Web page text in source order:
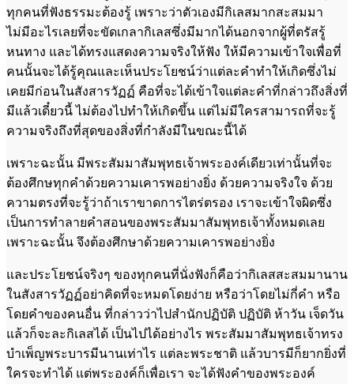
ทุกคนที่ฟังธรรมะต้องรู้ เพราะว่าตัวเองมีกิเลสมากสะสมมา
ไม่มีอะไรเลยที่จะขัดเกลากิเลสซึ่งมีมากได้นอกจากผู้ที่ตรัสรู้
หนทาง และได้ทรงแสดงความจริงให้ฟัง ให้มีความเข้าใจเพื่อที่
คนนั้นจะได้รู้คุณและเห็นประโยชน์ว่าแต่ละคำทำให้เกิดซึ่งไม่
เคยมีก่อนในสังสารวัฏฏ์ คือที่จะได้เข้าใจแต่ละคำที่กล่าวถึงสิ่งที่
มีแล้วเดี๋ยวนี้ ไม่ต้องไปทำให้เกิดขึ้น แต่ไม่มีใครสามารถที่จะรู้
ความจริงถึงที่สุดของสิ่งที่กำลังมีในขณะนี้ได้
เพราะฉะนั้น มีพระสัมมาสัมพุทธเจ้าพระองค์เดียวเท่านั้นที่จะ
ต้องศึกษทุกคำด้วยความเคารพอย่างยิ่ง ด้วยความจริงใจ ด้วย
ความตรงที่จะรู้ว่าถ้าเราขาดการไตร่ตรอง เราจะเข้าใจผิดซึ่ง
เป็นการทำลายคำสอนของพระสัมมาสัมพุทธเจ้าทั้งหมดเลย
เพราะฉะนั้น จึงต้องศึกษาด้วยความเคารพอย่างยิ่ง
และประโยชน์จริงๆ ของทุกคนที่นั่งฟังก็คือว่ากิเลสสะสมมานาน
ในสังสารวัฏฏ์อย่าคิดที่จะหมดโดยง่าย หรือว่าโดยไม่กี่คำ หรือ
โดยคำของคนอื่น ที่กล่าวว่าไปสำนักปฏิบัติ ปฏิบัติ ห้าวัน เจ็ดวัน
แล้วก็จะละกิเลสได้ เป็นไปได้อย่างไร พระสัมมาสัมพุทธเจ้าทรง
บำเพ็ญพระบารมีนานเท่าไร แต่ละพระชาติ แล้วบารมีก็ยากยิ่งที่
ใครจะทำได้ แต่พระองค์ก็เพื่อเรา จะได้ฟังคำของพระองค์